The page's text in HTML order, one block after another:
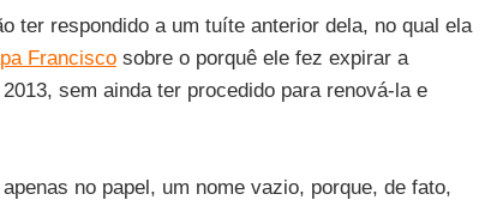
ter respondido a um tuíte anterior dela, no qual ela
Franciscosobre o porquê ele fez expirar a
sem ainda ter procedido para renová-la e
no papel, um nome vazio, porque, de fato,